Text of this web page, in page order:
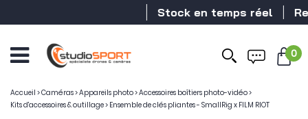
Stock en temps réel
0
Accueil >Caméras>Appareils photo>Accessoires boîtiers photo-vidéo>
Kits d'accessoires & outillage> Ensemble de clés pliantes - SmallRig x FILM RIOT